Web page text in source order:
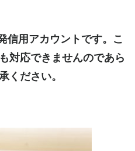
用アカウントです。こ
対応できませんのであら
ください。